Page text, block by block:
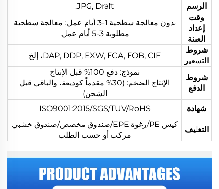
الرسم
JPG, Draft.
وقت
إعداد
العينة
بدون معالجة سطحية 1-3 أيام عمل؛ معالجة سطحية
مطلوبة 3-5 أيام عمل.
شروط
التسعير
DAP, DDP, EXW, FCA, FOB, CIF، إلخ
شروط
الدفع
نموذج: دفع 100% قبل الإنتاج
الإنتاج الضخم: (30% مقدماً كوديعة، والباقي قبل
الشحن)
شهادة
ISO9001:2015/SGS/TUV/RoHS
التغليف
كيس PE/رغوة EPE/صندوق مخصص/صندوق خشبي
مركب أو حسب الطلب